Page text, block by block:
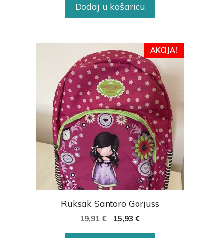
Dodaj u košaricu
AKCIJA!
Ruksak Santoro Gorjuss
19,91€ 15,93 €